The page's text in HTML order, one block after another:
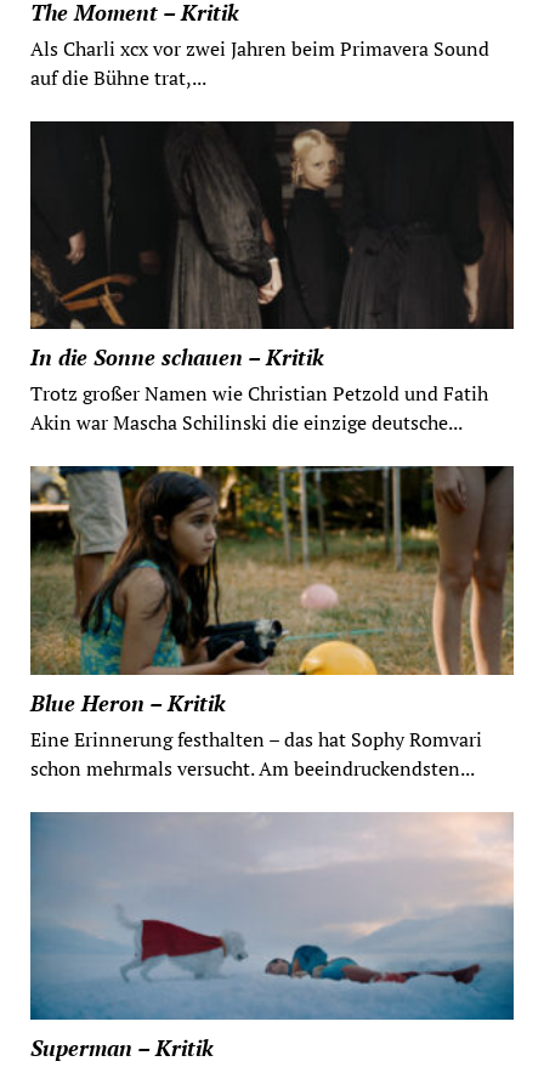
The Moment – Kritik
Als Charli xcx vor zwei Jahren beim Primavera Sound
auf die Bühne trat,...
In die Sonne schauen – Kritik
Trotz großer Namen wie Christian Petzold und Fatih
Akin war Mascha Schilinski die einzige deutsche...
Blue Heron – Kritik
Eine Erinnerung festhalten – das hat Sophy Romvari
schon mehrmals versucht. Am beeindruckendsten...
Superman – Kritik